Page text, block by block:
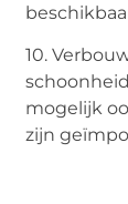
10.
mogelijk
zijn